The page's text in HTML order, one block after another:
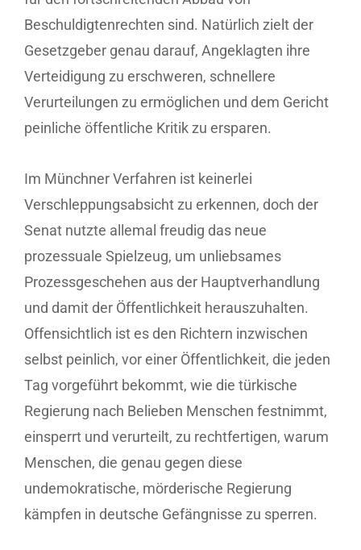
Beschuldigtenrechten sind. Natürlich zielt der
Gesetzgeber genau darauf, Angeklagten ihre
Verteidigung zu erschweren, schnellere
Verurteilungen zu ermöglichen und dem Gericht
peinliche öffentliche Kritik zu ersparen.
Im Münchner Verfahren ist keinerlei
Verschleppungsabsicht zu erkennen, doch der
Senat nutzte allemal freudig das neue
prozessuale Spielzeug, um unliebsames
Prozessgeschehen aus der Hauptverhandlung
und damit der Öffentlichkeit herauszuhalten.
Offensichtlich ist es den Richtern inzwischen
selbst peinlich, vor einer Öffentlichkeit, die jeden
Tag vorgeführt bekommt, wie die türkische
Regierung nach Belieben Menschen festnimmt,
einsperrt und verurteilt, zu rechtfertigen, warum
Menschen, die genau gegen diese
undemokratische, mörderische Regierung
kämpfen in deutsche Gefängnisse zu sperren.